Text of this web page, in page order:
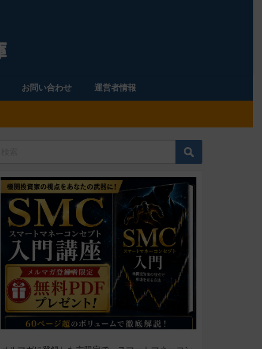
お問い合わせ 運営者情報